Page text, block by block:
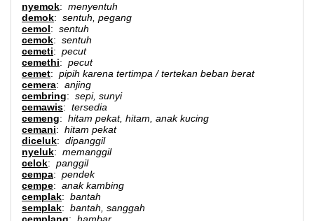
nyemok: menyentuh
demok: sentuh, pegang
cemol: sentuh
cemok: sentuh
cemeti: pecut
cemethi: pecut
cemet: pipih karena tertimpa / tertekan beban berat
cemera: anjing
cembring: sepi, sunyi
cemawis: tersedia
cemeng: hitam pekat, hitam, anak kucing
cemani: hitam pekat
diceluk: dipanggil
nyeluk: memanggil
celok: panggil
cempa: pendek
cempe: anak kambing
cemplak: bantah
semplak: bantah, sanggah